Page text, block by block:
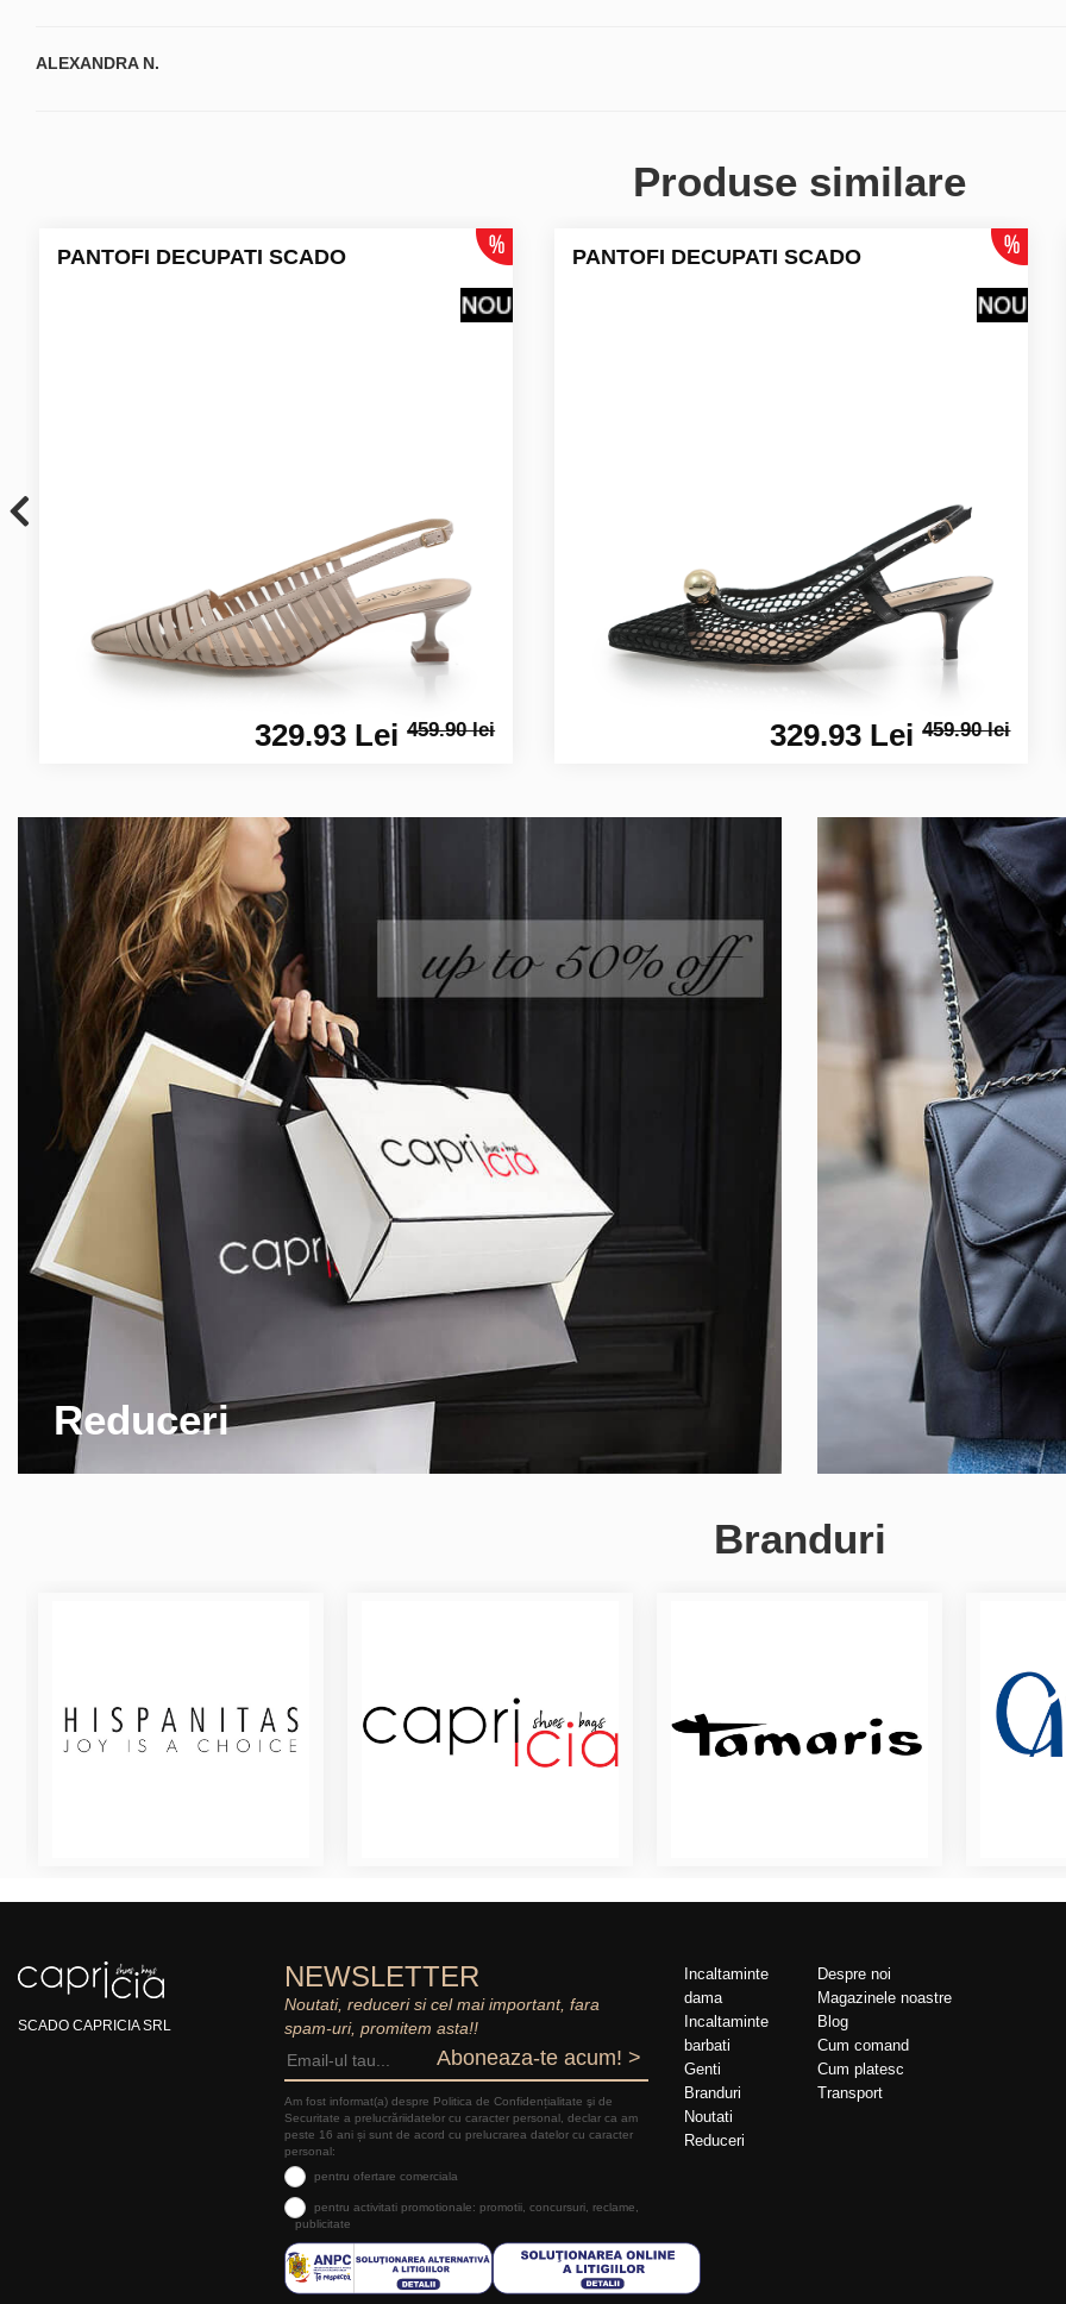
ALEXANDRA N.
Produse similare
PANTOFI DECUPATI SCADO
329.93 Lei459.90 lei
PANTOFI DECUPATI SCADO
329.93 Lei459.90 lei
Reduceri
Branduri
SCADO CAPRICIA SRL
NEWSLETTER
Noutati, reduceri si cel mai important, fara
spam-uri, promitem asta!!
Aboneaza-te acum! >
Am fost informat(a) despre Politica de Confidențialitate şi de
Securitate a prelucrăriidatelor cu caracter personal, declar ca am
peste 16 ani și sunt de acord cu prelucrarea datelor cu caracter
personal:
pentru ofertare comerciala
pentru activitati promotionale: promotii, concursuri, reclame,
publicitate
Incaltaminte
dama
Incaltaminte
barbati
Genti
Branduri
Noutati
Reduceri
Despre noi
Magazinele noastre
Blog
Cum comand
Cum platesc
Transport